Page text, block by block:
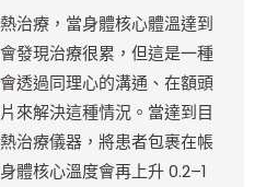
治療，當身體核心體溫達到
發現治療很累，但這是一種
透過同理心的溝通、在額頭
來解決這種情況。當達到目
治療儀器，將患者包裹在帳
體核心溫度會再上升 0.2–1